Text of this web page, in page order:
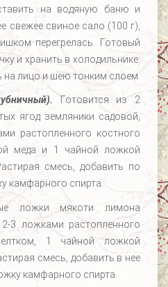
на водяную баню и
свежее свиное сало (100 г),
перегрелась. Готовый
и хранить в холодильнике.
на лицо и шею тонким слоем.
Готовится из 2
ягод земляники садовой,
растопленного костного
меда и 1 чайной ложкой
смесь, добавить по
камфарного спирта.
ложки мякоти лимона
3 ложками растопленного
1 чайной ложкой
смесь, добавить в нее
камфарного спирта.